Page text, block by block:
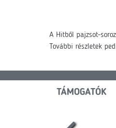
A Hitből pajzsot-
További részletek
TÁMOGATÓK